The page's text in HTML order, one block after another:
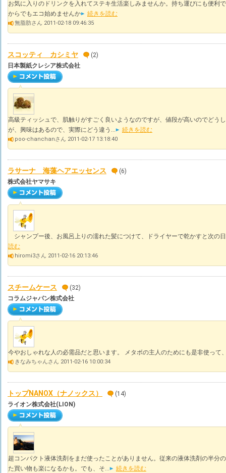
お気に入りのドリンクを入れてステキ生活楽しみませんか。持ち運びにも便利
からでもエコ始めませんか
続きを読む
無脂肪さん 2011-02-18 09:46:35
スコッティ カシミヤ
(2)
日本製紙クレシア株式会社
高級ティッシュで、肌触りがすごく良いようなのですが、値段が高いのでどう
が、興味はあるので、実際にどう違う...
続きを読む
poo-chanchanさん 2011-02-17 13:18:40
ラサーナ 海藻ヘアエッセンス
(6)
株式会社ヤマサキ
シャンプー後、お風呂上りの濡れた髪につけて、ドライヤーで乾かすと次の
読む
hiromi3さん 2011-02-16 20:13:46
スチームケース
(32)
コラムジャパン株式会社
今やおしゃれな人の必需品だと思います。 メタボの主人のためにも是非使って
きなみちゃんさん 2011-02-16 10:00:34
トップNANOX（ナノックス）
(14)
ライオン株式会社(LION)
超コンパクト液体洗剤をまだ使ったことがありません。従来の液体洗剤の半分
た買い物も楽になるかも。でも、そ...
続きを読む